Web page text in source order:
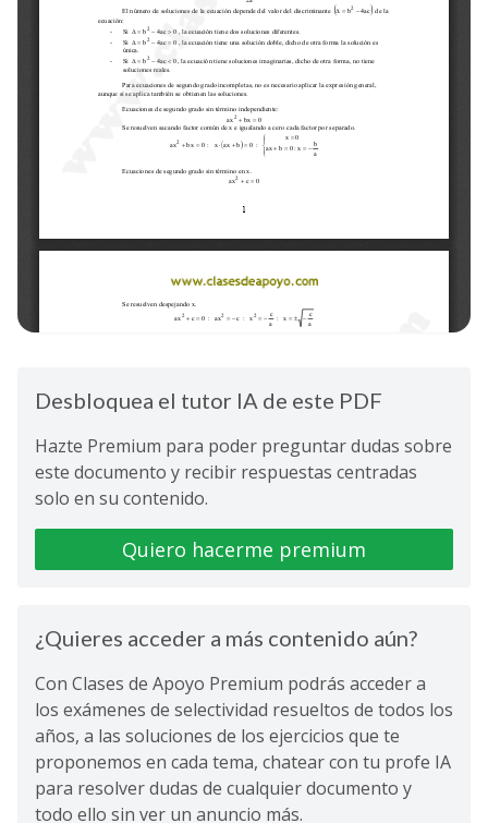
Desbloquea el tutor IA de este PDF
Hazte Premium para poder preguntar dudas sobre
este documento y recibir respuestas centradas
solo en su contenido.
Quiero hacerme premium
¿Quieres acceder a más contenido aún?
Con Clases de Apoyo Premium podrás acceder a
los exámenes de selectividad resueltos de todos los
años, a las soluciones de los ejercicios que te
proponemos en cada tema, chatear con tu profe IA
para resolver dudas de cualquier documento y
todo ello sin ver un anuncio más.